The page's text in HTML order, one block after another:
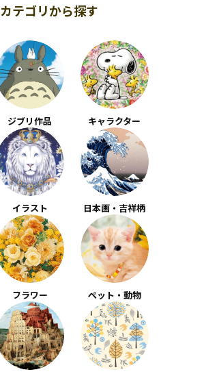
カテゴリから探す
ジブリ作品 キャラクター
イラスト 日本画・吉祥柄
フラワー ペット・動物